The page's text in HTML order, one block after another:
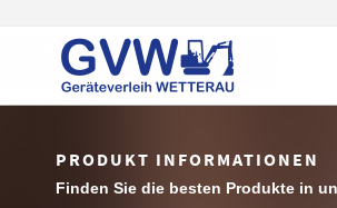
PRODUKT INFORMATIONEN
Finden Sie die besten Produkte in